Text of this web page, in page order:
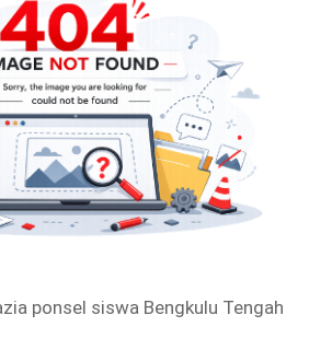
ponsel siswa Bengkulu Tengah